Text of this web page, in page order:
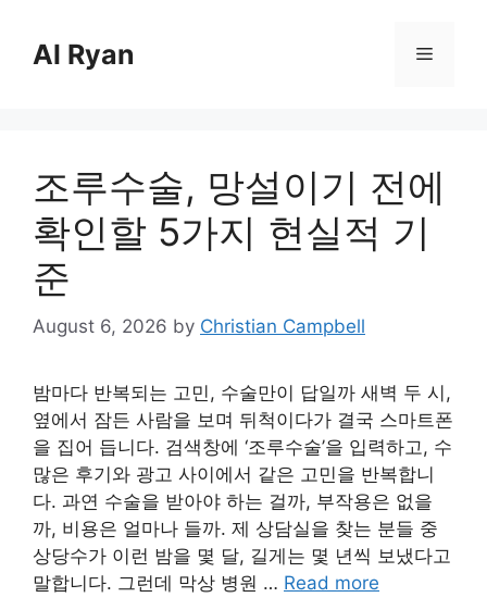
contentAl Ryan Menu
조루수술, 망설이기 전에
확인할 5가지 현실적 기
준
August 6, 2026 by Christian Campbell
밤마다 반복되는 고민, 수술만이 답일까 새벽 두 시,
옆에서 잠든 사람을 보며 뒤척이다가 결국 스마트폰
을 집어 듭니다. 검색창에 ‘조루수술’을 입력하고, 수
많은 후기와 광고 사이에서 같은 고민을 반복합니
다. 과연 수술을 받아야 하는 걸까, 부작용은 없을
까, 비용은 얼마나 들까. 제 상담실을 찾는 분들 중
상당수가 이런 밤을 몇 달, 길게는 몇 년씩 보냈다고
말합니다. 그런데 막상 병원 … Read more